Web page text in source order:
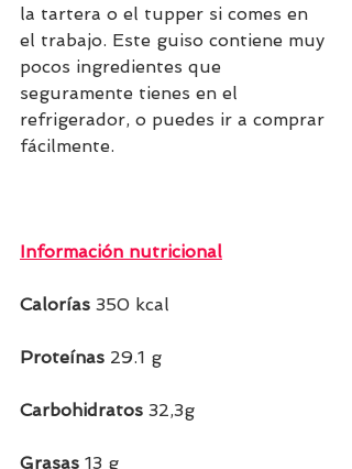
la tartera o el tupper si comes en
el trabajo. Este guiso contiene muy
pocos ingredientes que
seguramente tienes en el
refrigerador, o puedes ir a comprar
fácilmente.
Información nutricional
Calorías 350 kcal
Proteínas 29.1 g
Carbohidratos 32,3g
Grasas 13 g